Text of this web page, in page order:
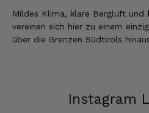
Mildes Klima, klare Bergluft und
vereinen sich hier zu einem
über die Grenzen Südtirols
Instagram